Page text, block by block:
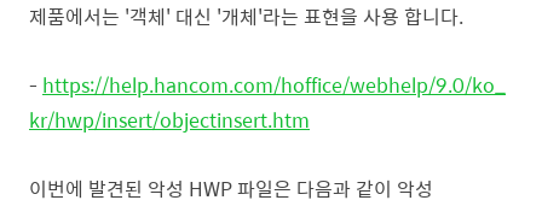
제품에서는 '객체' 대신 '개체'라는 표현을 사용 합니다.
- https://help.hancom.com/hoffice/webhelp/9.0/ko_
kr/hwp/insert/objectinsert.htm
이번에 발견된 악성 HWP 파일은 다음과 같이 악성